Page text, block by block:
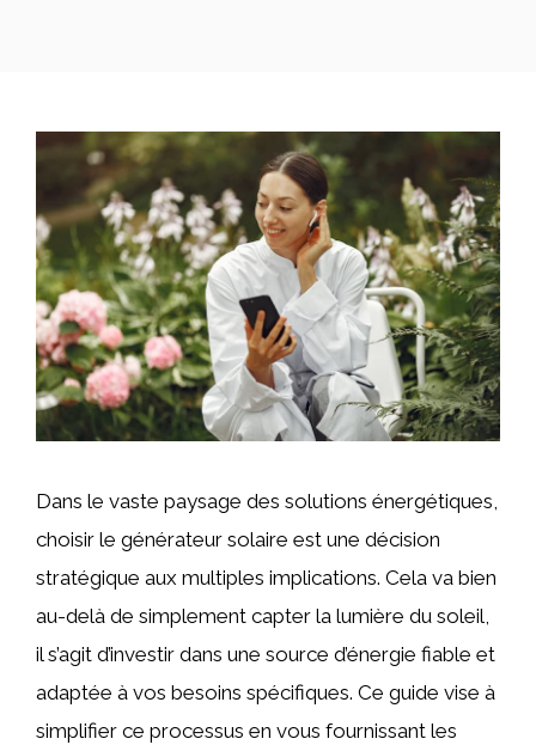
Dans le vaste paysage des solutions énergétiques,
choisir le générateur solaire est une décision
stratégique aux multiples implications. Cela va bien
au-delà de simplement capter la lumière du soleil,
il s’agit d’investir dans une source d’énergie fiable et
adaptée à vos besoins spécifiques. Ce guide vise à
simplifier ce processus en vous fournissant les